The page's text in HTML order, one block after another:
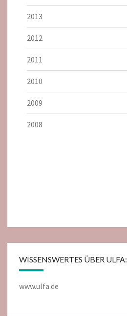
2013
2012
2011
2010
2009
2008
WISSENSWERTES ÜBER ULFA:
www.ulfa.de